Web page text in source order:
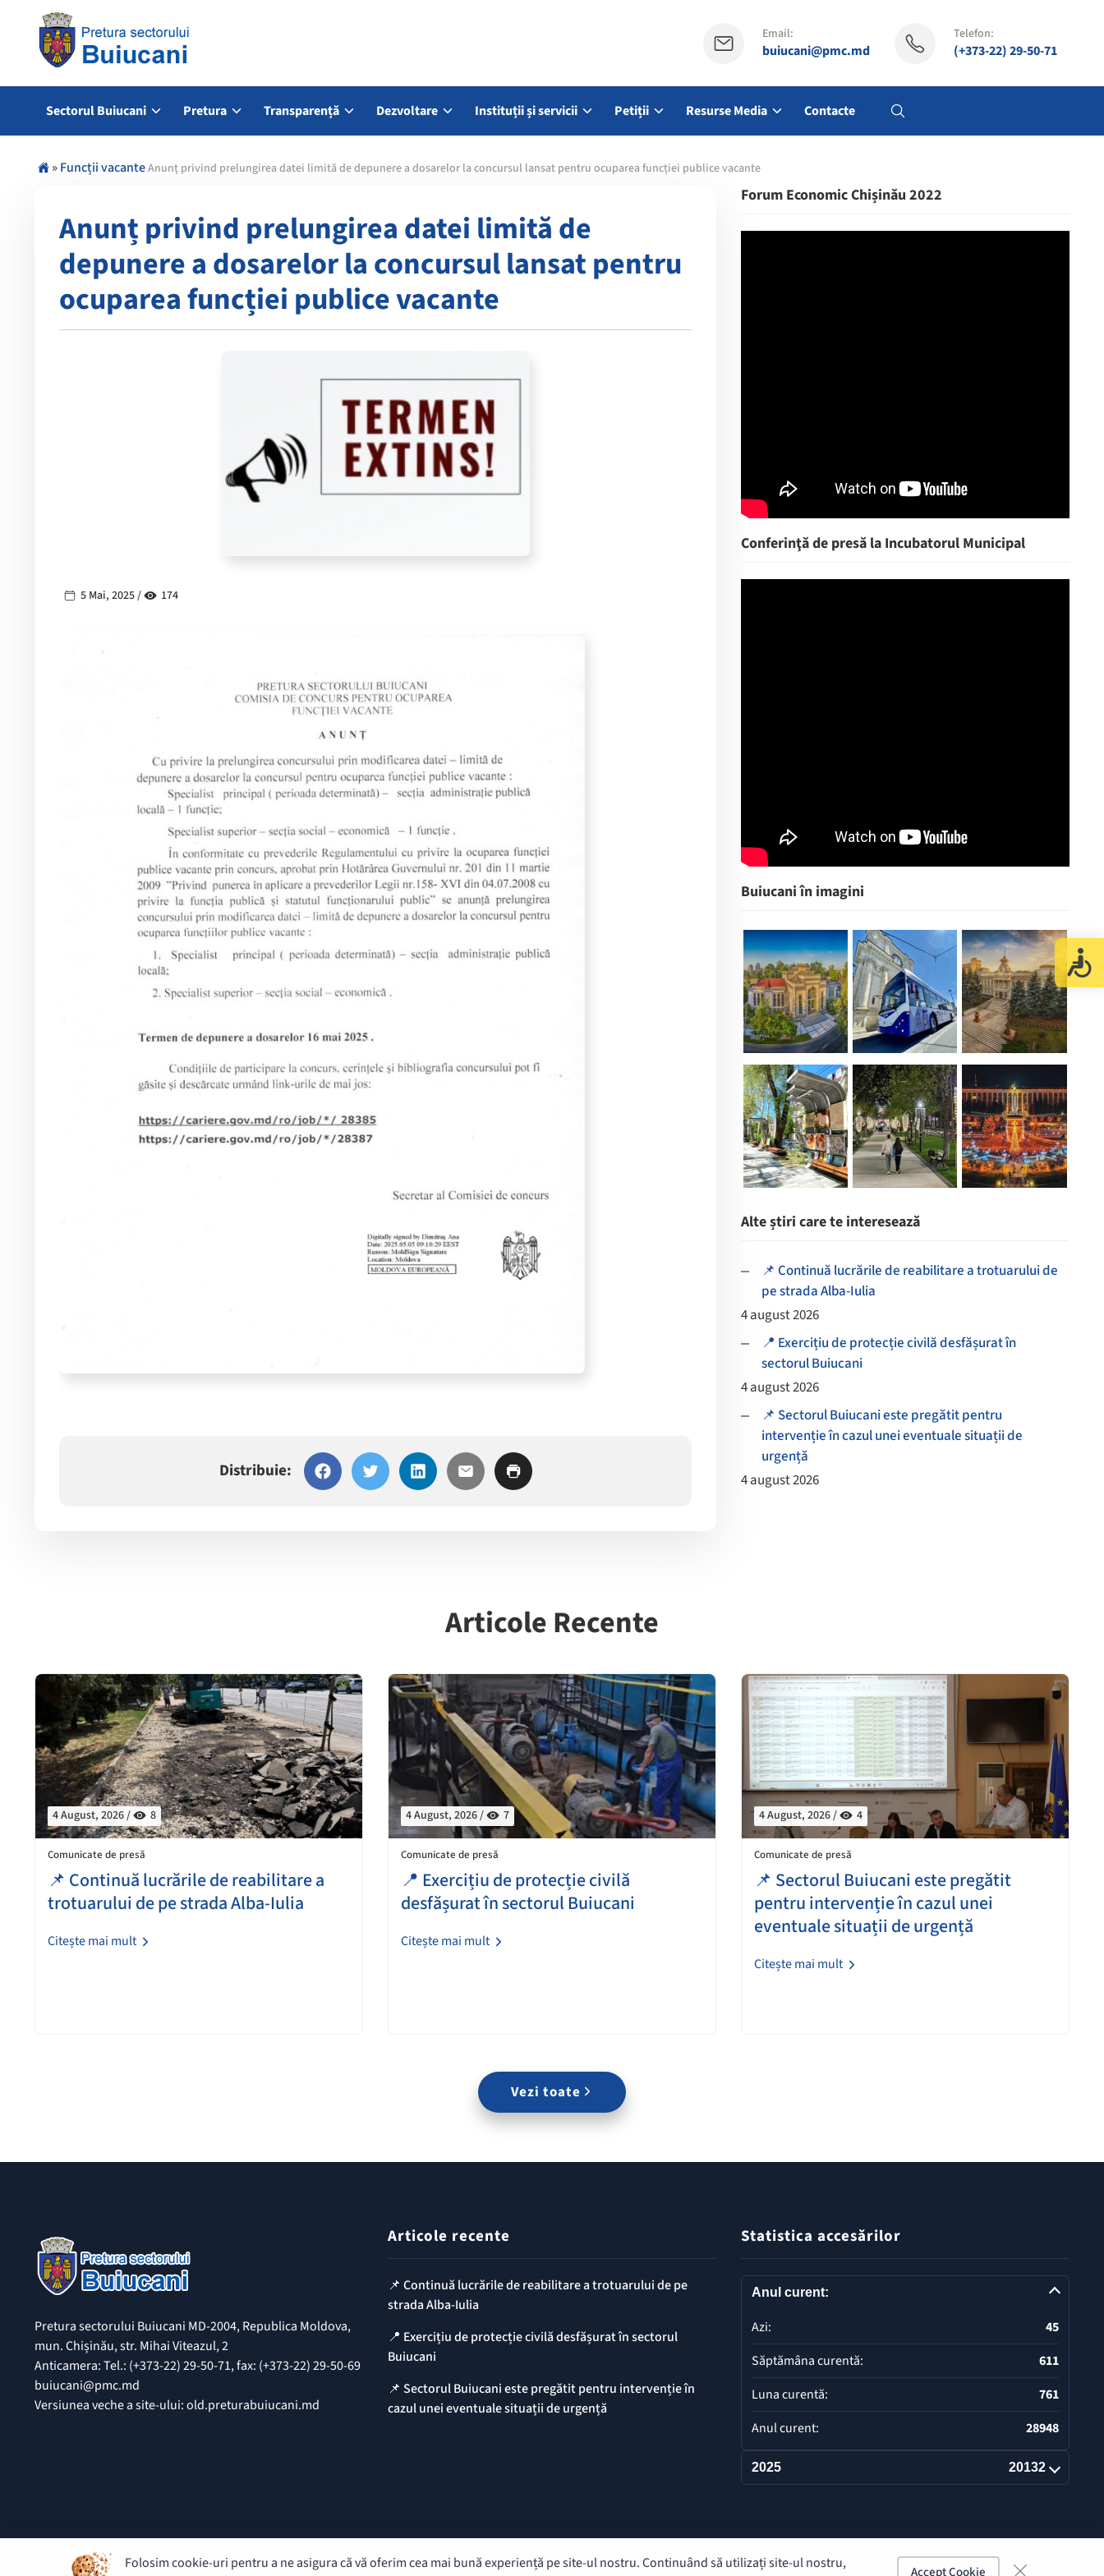
Email:
buiucani@pmc.md
Telefon:
(+373-22) 29-50-71
Sectorul Buiucani Pretura Transparență Dezvoltare Instituții și servicii Petiții Resurse Media Contacte
»Funcții vacanteAnunț privind prelungirea datei limită de depunere a dosarelor la concursul lansat pentru ocuparea funcției publice vacante
Anunț privind prelungirea datei limită de
depunere a dosarelor la concursul lansat pentru
ocuparea funcției publice vacante
5 Mai, 2025 / 174
Distribuie:
Forum Economic Chișinău 2022
Conferinţă de presă la Incubatorul Municipal
Buiucani în imagini
Alte știri care te interesează
📌 Continuă lucrările de reabilitare a trotuarului de
pe strada Alba-Iulia
4 august 2026
📍 Exercițiu de protecție civilă desfășurat în
sectorul Buiucani
4 august 2026
📌 Sectorul Buiucani este pregătit pentru
intervenție în cazul unei eventuale situații de
urgență
4 august 2026
Articole Recente
4 August, 2026 / 8
Comunicate de presă
📌 Continuă lucrările de reabilitare a
trotuarului de pe strada Alba-Iulia
Citește mai mult
4 August, 2026 / 7
Comunicate de presă
📍 Exercițiu de protecție civilă
desfășurat în sectorul Buiucani
Citește mai mult
4 August, 2026 / 4
Comunicate de presă
📌 Sectorul Buiucani este pregătit
pentru intervenție în cazul unei
eventuale situații de urgență
Citește mai mult
Vezi toate
Pretura sectorului Buiucani MD-2004, Republica Moldova,
mun. Chișinău, str. Mihai Viteazul, 2
Anticamera: Tel.: (+373-22) 29-50-71, fax: (+373-22) 29-50-69
buiucani@pmc.md
Versiunea veche a site-ului: old.preturabuiucani.md
Articole recente
📌 Continuă lucrările de reabilitare a trotuarului de pe
strada Alba-Iulia
📍 Exercițiu de protecție civilă desfășurat în sectorul
Buiucani
📌 Sectorul Buiucani este pregătit pentru intervenție în
cazul unei eventuale situații de urgență
Statistica accesărilor
Anul curent:
Azi:
45
Săptămâna curentă:
611
Luna curentă:
761
Anul curent:
28948
2025 20132
Deschide
Folosim cookie-uri pentru a ne asigura că vă oferim cea mai bună experiență pe site-ul nostru. Continuând să utilizați site-ul nostru,
Accept Cookie